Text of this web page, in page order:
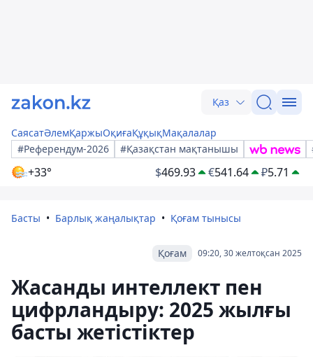
Қаз
СаясатӘлемҚаржыОқиғаҚұқықМақалалар
#Референдум-2026
#Қазақстан мақтанышы
+33° $469.93 €541.64 ₽5.71
Басты Барлық жаңалықтар Қоғам тынысы
09:20, 30 желтоқсан 2025
Қоғам
Жасанды интеллект пен
цифрландыру: 2025 жылғы
басты жетістіктер